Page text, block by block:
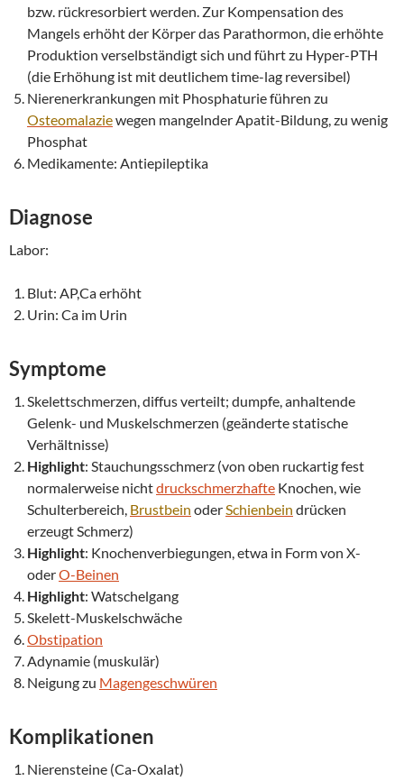
bzw. rückresorbiert werden. Zur Kompensation des
Mangels erhöht der Körper das Parathormon, die erhöhte
Produktion verselbständigt sich und führt zu Hyper-PTH
(die Erhöhung ist mit deutlichem time-lag reversibel)
Nierenerkrankungen mit Phosphaturie führen zu
Osteomalaziewegen mangelnder Apatit-Bildung, zu wenig
Phosphat
Medikamente: Antiepileptika
Diagnose
Labor:
Blut: AP,Ca erhöht
Urin: Ca im Urin
Symptome
Skelettschmerzen, diffus verteilt; dumpfe, anhaltende
Gelenk- und Muskelschmerzen (geänderte statische
Verhältnisse)
Highlight: Stauchungsschmerz (von oben ruckartig fest
normalerweise nichtdruckschmerzhafte Knochen, wie
Schulterbereich, Brustbein oderSchienbein drücken
erzeugt Schmerz)
Highlight: Knochenverbiegungen, etwa in Form von X-
oderO-Beinen
Highlight: Watschelgang
Skelett-Muskelschwäche
Obstipation
Adynamie (muskulär)
Neigung zu Magengeschwüren
Komplikationen
Nierensteine (Ca-Oxalat)